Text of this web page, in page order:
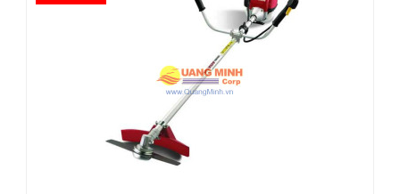
2.350.000 đ
- Máy xịt rửa áp lực BmB8888 là mẫu rửa xe gia đình được
sản xuất trên công nghệ hiện đại của Nhật Bản, tích hợp
với những tính năng ưu việt: lưu lượng lớn, áp lực cao, thân
thiện với môi trường.ỨNG DỤNG- Xịt rửa nền nhà, trần